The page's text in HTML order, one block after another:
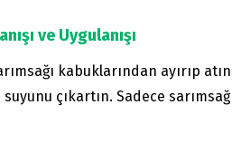
ve Uygulanışı
kabuklarından ayırıp
çıkartın. Sadece